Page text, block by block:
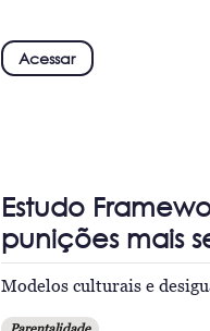
Acessar
Estudo
punições mais
Modelos culturais e
Parentalidade